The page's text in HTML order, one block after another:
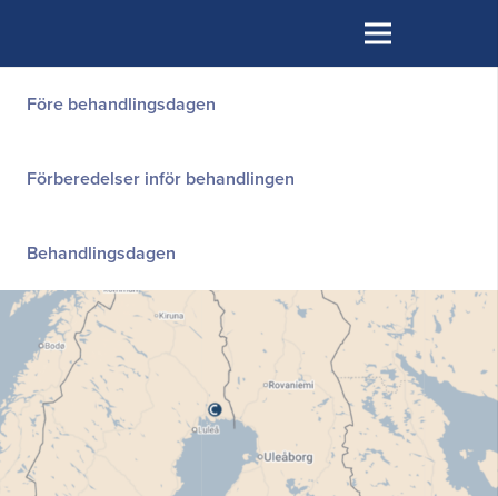
Före behandlingsdagen
Förberedelser inför behandlingen
Behandlingsdagen